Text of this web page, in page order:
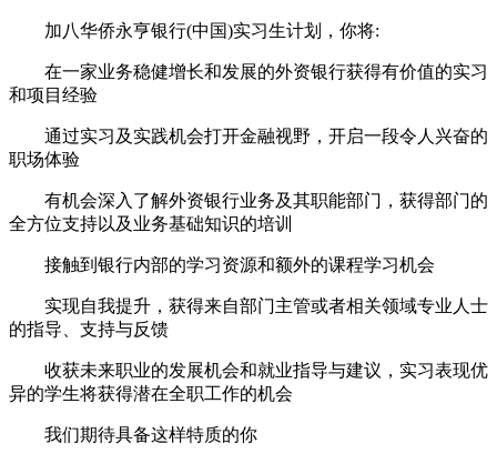
加八华侨永亨银行(中国)实习生计划，你将:
在一家业务稳健增长和发展的外资银行获得有价值的实习
和项目经验
通过实习及实践机会打开金融视野，开启一段令人兴奋的
职场体验
有机会深入了解外资银行业务及其职能部门，获得部门的
全方位支持以及业务基础知识的培训
接触到银行内部的学习资源和额外的课程学习机会
实现自我提升，获得来自部门主管或者相关领域专业人士
的指导、支持与反馈
收获未来职业的发展机会和就业指导与建议，实习表现优
异的学生将获得潜在全职工作的机会
我们期待具备这样特质的你